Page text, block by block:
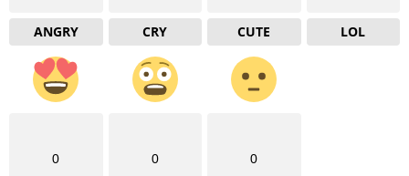
ANGRY CRY CUTE LOL
0 0 0